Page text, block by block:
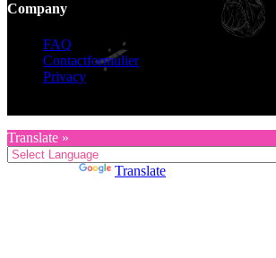
Company
FAQ
Contactformulier
Privacy
Translate »
Translate